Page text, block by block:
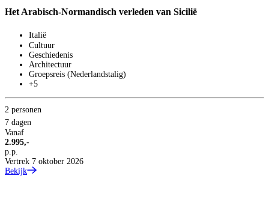
Het Arabisch-Normandisch verleden van Sicilië
Italië
Cultuur
Geschiedenis
Architectuur
Groepsreis (Nederlandstalig)
+5
2 personen
7 dagen
Vanaf
2.995,-
p.p.
Vertrek 7 oktober 2026
Bekijk